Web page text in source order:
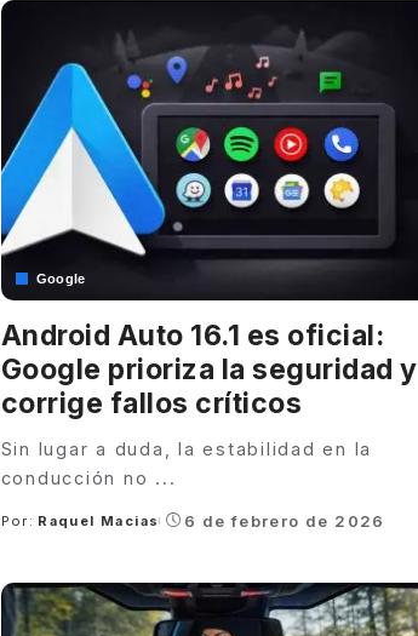
Google
Android Auto 16.1 es oficial:
Google prioriza la seguridad y
corrige fallos críticos
Sin lugar a duda, la estabilidad en la
conducción no ...
Posted
Por: Raquel Macias 6 de febrero de 2026